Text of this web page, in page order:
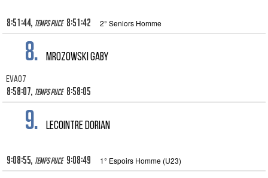
8:51:44, Temps puce 8:51:42 2° Seniors Homme
8. MROZOWSKI GABY
EVA07
8:58:07, Temps puce 8:58:05
9. LECOINTRE DORIAN
9:08:55, Temps puce 9:08:49 1° Espoirs Homme (U23)